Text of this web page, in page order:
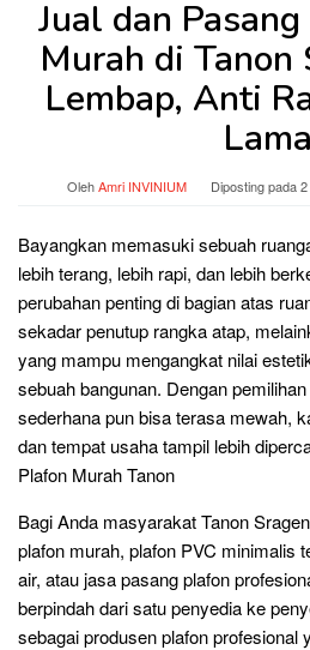
Jual dan
Murah di Tanon
Lembap, Anti
Lama
OlehAmri INVINIUM Diposting pada
Bayangkan memasuki sebuah
lebih terang, lebih rapi, dan lebih
perubahan penting di bagian atas
sekadar penutup rangka atap,
yang mampu mengangkat nilai
sebuah bangunan. Dengan
sederhana pun bisa terasa mewah,
dan tempat usaha tampil lebih
Plafon Murah Tanon
Bagi Anda masyarakat Tanon
plafon murah, plafon PVC minimalis
air, atau jasa pasang plafon
berpindah dari satu penyedia ke
sebagai produsen plafon profesional